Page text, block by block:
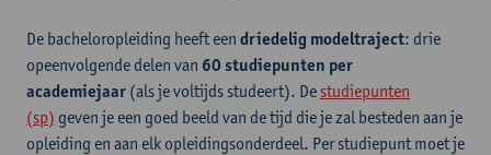
De bacheloropleiding heeft een driedelig modeltraject: drie
opeenvolgende delen van 60 studiepunten per
academiejaar (als je voltijds studeert). De studiepunten
(sp) geven je een goed beeld van de tijd die je zal besteden aan je
opleiding en aan elk opleidingsonderdeel. Per studiepunt moet je